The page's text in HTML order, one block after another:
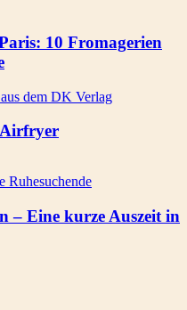
10 Fromagerien
Airfryer
– Eine kurze Auszeit in